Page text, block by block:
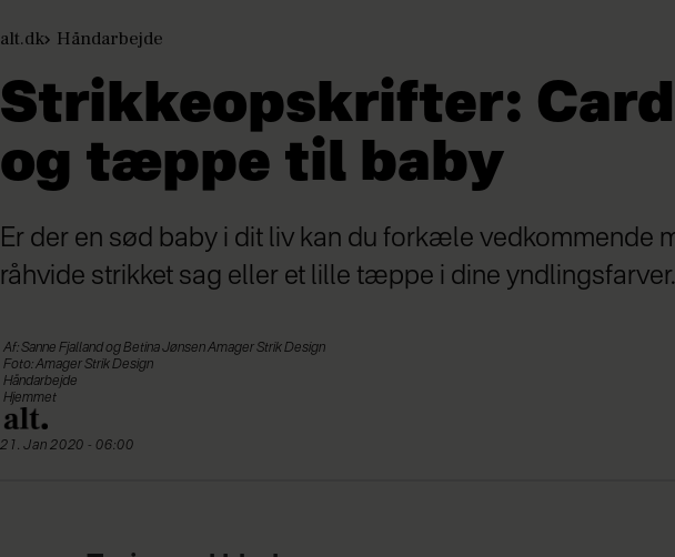
alt.dk Håndarbejde
Strikkeopskrifter:
og tæppe til baby
Er der en sød baby i dit liv kan du forkæle vedkommende
råhvide strikket sag eller et lille tæppe i dine yndlingsfarver.
Af: Sanne Fjalland og Betina Jønsen Amager Strik Design
Foto: Amager Strik Design
Håndarbejde
Hjemmet
21. Jan 2020 - 06:00